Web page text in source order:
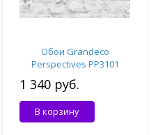
Обои Grandeco
Perspectives PP3101
1 340 руб.
В корзину